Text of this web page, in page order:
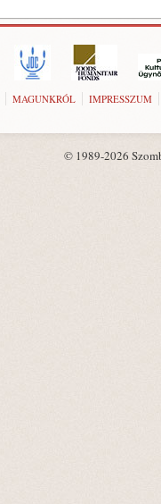
MAGUNKRÓL IMPRESSZUM
© 1989-2026